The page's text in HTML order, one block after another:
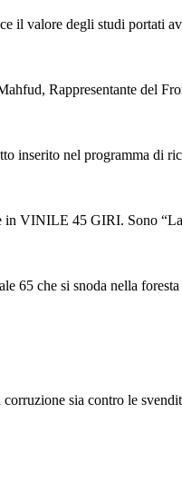
il valore degli studi portati
Rappresentante del
nel programma di
45 GIRI. Sono “La
65 che si snoda nella
sia contro le